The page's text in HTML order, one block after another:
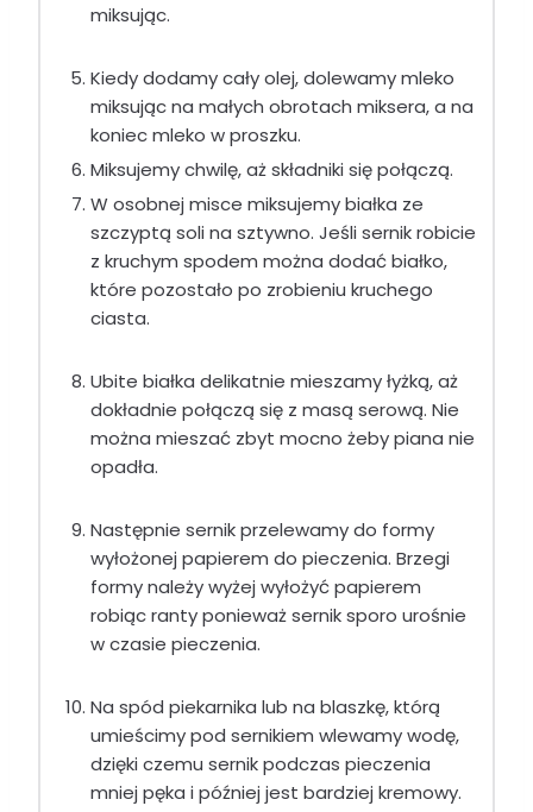
miksując.
Kiedy dodamy cały olej, dolewamy mleko
miksując na małych obrotach miksera, a na
koniec mleko w proszku.
Miksujemy chwilę, aż składniki się połączą.
W osobnej misce miksujemy białka ze
szczyptą soli na sztywno. Jeśli sernik robicie
z kruchym spodem można dodać białko,
które pozostało po zrobieniu kruchego
ciasta.
Ubite białka delikatnie mieszamy łyżką, aż
dokładnie połączą się z masą serową. Nie
można mieszać zbyt mocno żeby piana nie
opadła.
Następnie sernik przelewamy do formy
wyłożonej papierem do pieczenia. Brzegi
formy należy wyżej wyłożyć papierem
robiąc ranty ponieważ sernik sporo urośnie
w czasie pieczenia.
Na spód piekarnika lub na blaszkę, którą
umieścimy pod sernikiem wlewamy wodę,
dzięki czemu sernik podczas pieczenia
mniej pęka i później jest bardziej kremowy.